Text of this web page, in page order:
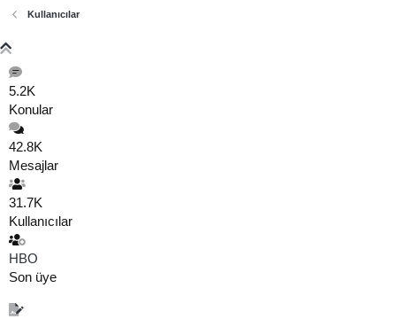
Kullanıcılar
5.2K
Konular
42.8K
Mesajlar
31.7K
Kullanıcılar
HBO
Son üye